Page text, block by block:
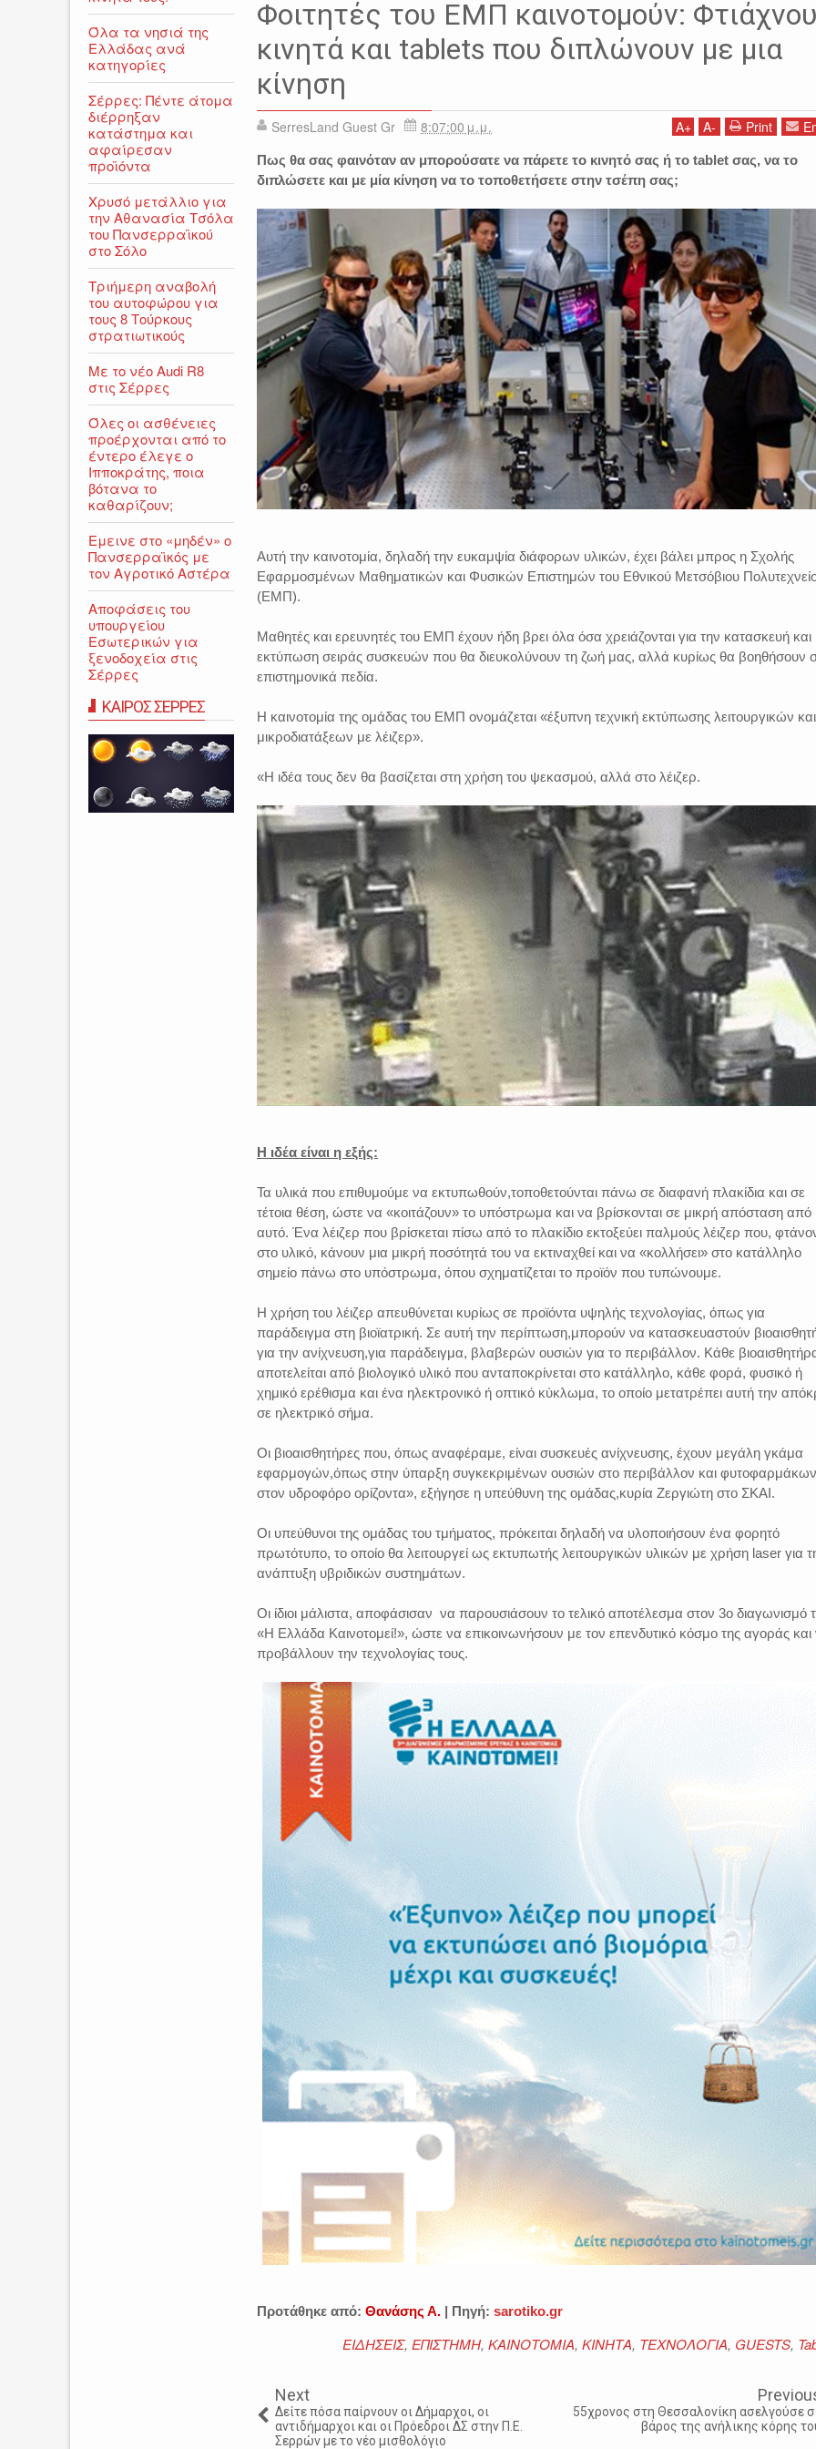
Φοιτητές του ΕΜΠ καινοτομούν:
κινητά και tablets που διπλώνουν με μια
κίνηση
SerresLand Guest Gr 8:07:00 μ.μ. A+ A- Print
Πως θα σας φαινόταν αν μπορούσατε να πάρετε το κινητό σας ή το tablet σας, να το
διπλώσετε και με μία κίνηση να το τοποθετήσετε στην τσέπη σας;
Αυτή την καινοτομία, δηλαδή την ευκαμψία διάφορων υλικών, έχει βάλει μπρος η Σχολής
Εφαρμοσμένων Μαθηματικών και Φυσικών Επιστημών του Εθνικού Μετσόβιου
(ΕΜΠ).
Μαθητές και ερευνητές του ΕΜΠ έχουν ήδη βρει όλα όσα χρειάζονται για την κατασκευή και
εκτύπωση σειράς συσκευών που θα διευκολύνουν τη ζωή μας, αλλά κυρίως θα βοηθήσουν
επιστημονικά πεδία.
Η καινοτομία της ομάδας του ΕΜΠ ονομάζεται «έξυπνη τεχνική εκτύπωσης λειτουργικών και
μικροδιατάξεων με λέιζερ».
«Η ιδέα τους δεν θα βασίζεται στη χρήση του ψεκασμού, αλλά στο λέιζερ.
Η ιδέα είναι η εξής:
Τα υλικά που επιθυμούμε να εκτυπωθούν,τοποθετούνται πάνω σε διαφανή πλακίδια και σε
τέτοια θέση, ώστε να «κοιτάζουν» το υπόστρωμα και να βρίσκονται σε μικρή απόσταση από
αυτό. Ένα λέιζερ που βρίσκεται πίσω από το πλακίδιο εκτοξεύει παλμούς λέιζερ που,
στο υλικό, κάνουν μια μικρή ποσότητά του να εκτιναχθεί και να «κολλήσει» στο κατάλληλο
σημείο πάνω στο υπόστρωμα, όπου σχηματίζεται το προϊόν που τυπώνουμε.
Η χρήση του λέιζερ απευθύνεται κυρίως σε προϊόντα υψηλής τεχνολογίας, όπως για
παράδειγμα στη βιοϊατρική. Σε αυτή την περίπτωση,μπορούν να κατασκευαστούν
για την ανίχνευση,για παράδειγμα, βλαβερών ουσιών για το περιβάλλον. Κάθε
αποτελείται από βιολογικό υλικό που ανταποκρίνεται στο κατάλληλο, κάθε φορά, φυσικό ή
χημικό ερέθισμα και ένα ηλεκτρονικό ή οπτικό κύκλωμα, το οποίο μετατρέπει αυτή την
σε ηλεκτρικό σήμα.
Οι βιοαισθητήρες που, όπως αναφέραμε, είναι συσκευές ανίχνευσης, έχουν μεγάλη γκάμα
εφαρμογών,όπως στην ύπαρξη συγκεκριμένων ουσιών στο περιβάλλον και φυτοφαρμάκων
στον υδροφόρο ορίζοντα», εξήγησε η υπεύθυνη της ομάδας,κυρία Ζεργιώτη στο ΣΚΑΙ.
Οι υπεύθυνοι της ομάδας του τμήματος, πρόκειται δηλαδή να υλοποιήσουν ένα φορητό
πρωτότυπο, το οποίο θα λειτουργεί ως εκτυπωτής λειτουργικών υλικών με χρήση laser για
ανάπτυξη υβριδικών συστημάτων.
Οι ίδιοι μάλιστα, αποφάσισαν να παρουσιάσουν το τελικό αποτέλεσμα στον 3ο διαγωνισμό
«Η Ελλάδα Καινοτομεί!», ώστε να επικοινωνήσουν με τον επενδυτικό κόσμο της αγοράς και
προβάλλουν την τεχνολογίας τους.
Προτάθηκε από: Θανάσης Α. | Πηγή: sarotiko.gr
ΕΙΔΗΣΕΙΣ, ΕΠΙΣΤΗΜΗ, ΚΑΙΝΟΤΟΜΙΑ, ΚΙΝΗΤΑ, ΤΕΧΝΟΛΟΓΙΑ, GUESTS,
Next
Δείτε πόσα παίρνουν οι Δήμαρχοι, οι
αντιδήμαρχοι και οι Πρόεδροι ΔΣ στην Π.Ε.
Σερρών με το νέο μισθολόγιο
55χρονος στη Θεσσαλονίκη ασελγούσε
βάρος της ανήλικης κόρης
Όλα τα νησιά της
Ελλάδας ανά
κατηγορίες
Σέρρες: Πέντε άτομα
διέρρηξαν
κατάστημα και
αφαίρεσαν
προϊόντα
Χρυσό μετάλλιο για
την Αθανασία Τσόλα
του Πανσερραϊκού
στο Σόλο
Τριήμερη αναβολή
του αυτοφώρου για
τους 8 Τούρκους
στρατιωτικούς
Με το νέο Audi R8
στις Σέρρες
Όλες οι ασθένειες
προέρχονται από το
έντερο έλεγε ο
Ιπποκράτης, ποια
βότανα το
καθαρίζουν;
Εμεινε στο «μηδέν» o
Πανσερραϊκός με
τον Αγροτικό Αστέρα
Αποφάσεις του
υπουργείου
Εσωτερικών για
ξενοδοχεία στις
Σέρρες
ΚΑΙΡΟΣ ΣΕΡΡΕΣ